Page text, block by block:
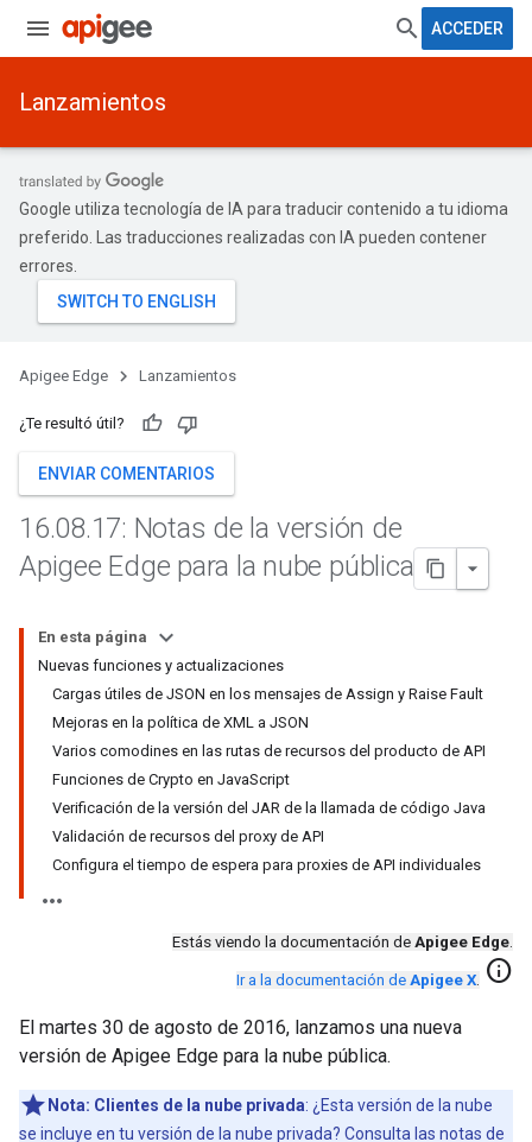
ACCEDER
Lanzamientos
Google utiliza tecnología de IA para traducir contenido a tu idioma
preferido. Las traducciones realizadas con IA pueden contener
errores.
Apigee Edge Lanzamientos
¿Te resultó útil?
ENVIAR COMENTARIOS
16.08.17: Notas de la versión de
Apigee Edge para la nube pública
En esta página
Nuevas funciones y actualizaciones
Cargas útiles de JSON en los mensajes de Assign y Raise Fault
Mejoras en la política de XML a JSON
Varios comodines en las rutas de recursos del producto de API
Funciones de Crypto en JavaScript
Verificación de la versión del JAR de la llamada de código Java
Validación de recursos del proxy de API
Configura el tiempo de espera para proxies de API individuales
Estás viendo la documentación de Apigee Edge.
Ir a la documentación de Apigee X. info
El martes 30 de agosto de 2016, lanzamos una nueva
versión de Apigee Edge para la nube pública.
Nota: Clientes de la nube privada: ¿Esta versión de la nube
se incluye en tu versión de la nube privada? Consulta las notas de